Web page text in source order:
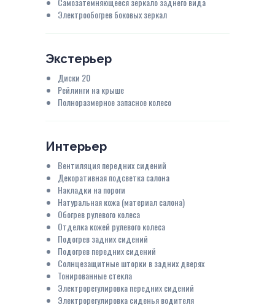
Электрообогрев боковых зеркал
Экстерьер
Диски 20
Рейлинги на крыше
Полноразмерное запасное колесо
Интерьер
Вентиляция передних сидений
Декоративная подсветка салона
Накладки на пороги
Натуральная кожа (материал салона)
Обогрев рулевого колеса
Отделка кожей рулевого колеса
Подогрев задних сидений
Подогрев передних сидений
Солнцезащитные шторки в задних дверях
Тонированные стекла
Электрорегулировка передних сидений
Электрорегулировка сиденья водителя